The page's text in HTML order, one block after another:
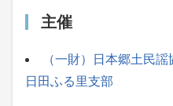
主催
（一財）日本郷土民
日田ふる里支部